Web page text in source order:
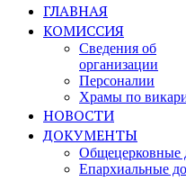
ГЛАВНАЯ
КОМИССИЯ
Сведения об
организации
Персоналии
Храмы по
НОВОСТИ
ДОКУМЕНТЫ
Общецерковные
Епархиальные